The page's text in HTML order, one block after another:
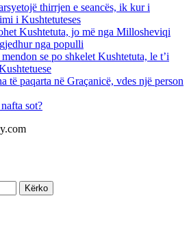
thirrjen e seancës, ik kur i
i Kushtetuteses
Kushtetuta, jo më nga Millosheviqi
nga populli
se po shkelet Kushtetuta, le t’i
të paqarta në Graçanicë, vdes një person
sot?